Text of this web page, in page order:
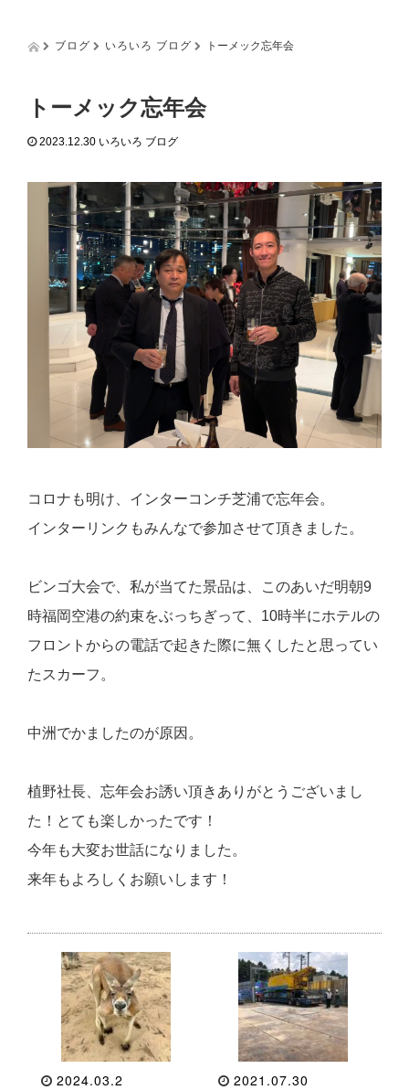
t
i
o
n
ブログ いろいろ ブログ トーメック忘年会
トーメック忘年会
2023.12.30 いろいろ ブログ
コロナも明け、インターコンチ芝浦で忘年会。
インターリンクもみんなで参加させて頂きました。
ビンゴ大会で、私が当てた景品は、このあいだ明朝9
時福岡空港の約束をぶっちぎって、10時半にホテルの
フロントからの電話で起きた際に無くしたと思ってい
たスカーフ。
中洲でかましたのが原因。
植野社長、忘年会お誘い頂きありがとうございまし
た！とても楽しかったです！
今年も大変お世話になりました。
来年もよろしくお願いします！
2024.03.2 2021.07.30